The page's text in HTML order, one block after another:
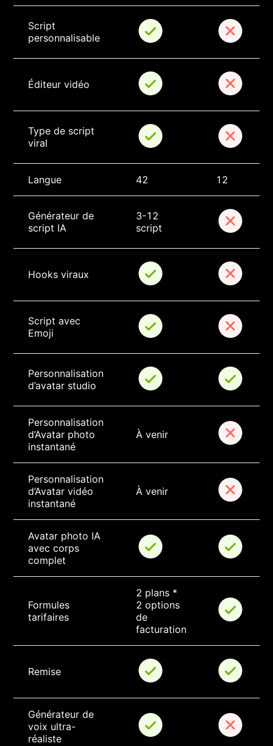
Script
personnalisable
Éditeur vidéo
Type de script
viral
Langue 42 12
Générateur de
script IA
3-12
script
Hooks viraux
Script avec
Emoji
Personnalisation
d’avatar studio
Personnalisation
d’Avatar photo
instantané
À venir
Personnalisation
d’Avatar vidéo
instantané
À venir
Avatar photo IA
avec corps
complet
Formules
tarifaires
2 plans *
2 options
de
facturation
Remise
Générateur de
voix ultra-
réaliste